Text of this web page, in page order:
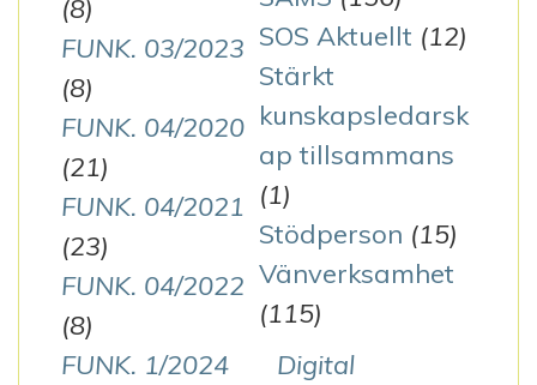
(8)
FUNK. 03/2023
(8)
FUNK. 04/2020
(21)
FUNK. 04/2021
(23)
FUNK. 04/2022
(8)
FUNK. 1/2024
SOS Aktuellt (12)
Stärkt
kunskapsledarsk
ap tillsammans
(1)
Stödperson (15)
Vänverksamhet
(115)
Digital